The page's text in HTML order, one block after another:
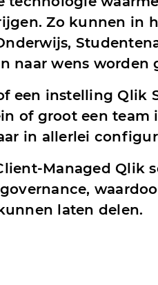
Zo kunnen in
naar wens worden
een instelling Qlik
of groot een team
in allerlei
Managed
laten delen.